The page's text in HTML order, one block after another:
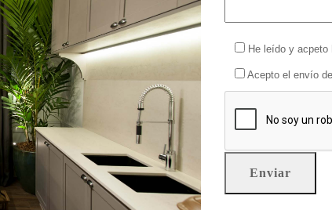
He leído y acpeto
Acepto el envío